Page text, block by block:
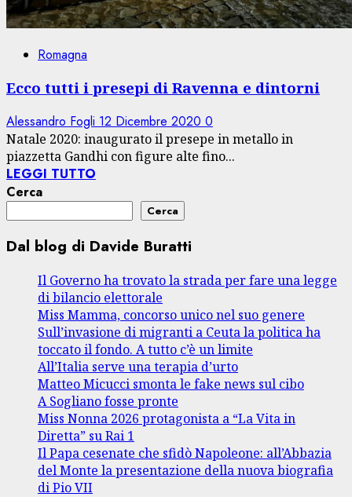
Romagna
Ecco tutti i presepi di Ravenna e dintorni
Alessandro Fogli 12 Dicembre 2020 0
Natale 2020: inaugurato il presepe in metallo in
piazzetta Gandhi con figure alte fino...
LEGGI TUTTO
Cerca
Cerca
Dal blog di Davide Buratti
Il Governo ha trovato la strada per fare una legge
di bilancio elettorale
Miss Mamma, concorso unico nel suo genere
Sull’invasione di migranti a Ceuta la politica ha
toccato il fondo. A tutto c’è un limite
All’Italia serve una terapia d’urto
Matteo Micucci smonta le fake news sul cibo
A Sogliano fosse pronte
Miss Nonna 2026 protagonista a “La Vita in
Diretta” su Rai 1
Il Papa cesenate che sfidò Napoleone: all’Abbazia
del Monte la presentazione della nuova biografia
di Pio VII